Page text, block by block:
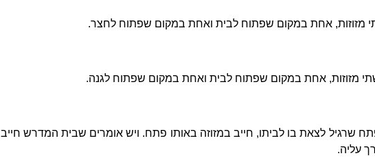
מזוזות, אחת במקום שפתוח לבית ואחת במקום שפתוח לחצר.
מזוזות, אחת במקום שפתוח לבית ואחת במקום שפתוח לגנה.
שרגיל לצאת בו לביתו, חייב במזוזה באותו פתח. ויש אומרים שבית המדרש חייב
עליה.